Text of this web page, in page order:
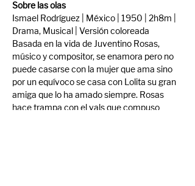
Sobre las olas
Ismael Rodríguez | México | 1950 | 2h8m |
Drama, Musical | Versión coloreada
Basada en la vida de Juventino Rosas,
músico y compositor, se enamora pero no
puede casarse con la mujer que ama sino
por un equívoco se casa con Lolita su gran
amiga que lo ha amado siempre. Rosas
hace trampa con el vals que compuso